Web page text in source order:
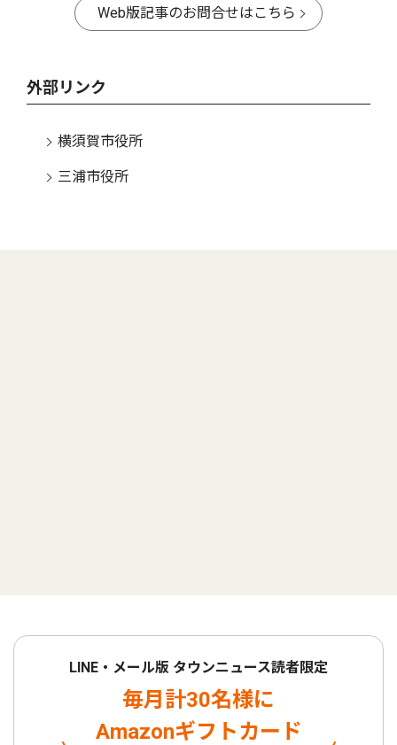
Web版記事のお問合せはこちら
外部リンク
横須賀市役所
三浦市役所
LINE・メール版 タウンニュース読者限定
毎月計30名様に
Amazonギフトカード